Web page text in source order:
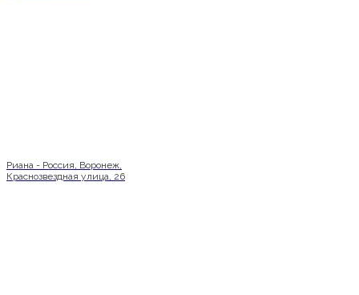
Риана - Россия, Воронеж,
Краснозвездная улица, 26